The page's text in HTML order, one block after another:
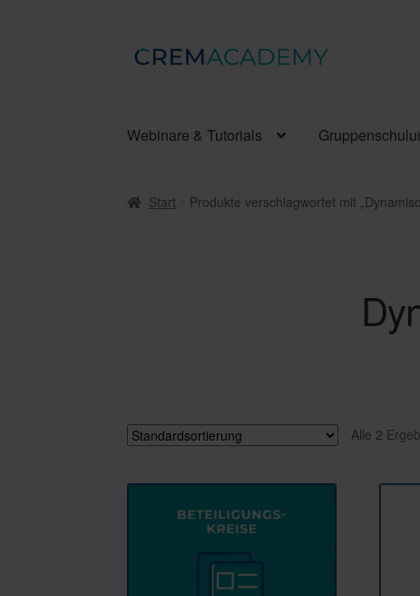
Zur
Navigation
Zum
Inhalt
Webinare & Tutorials
Start Produkte verschlagwortet mit
Alle 2